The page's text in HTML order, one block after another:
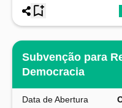
Subvenção para
Democracia
Data de Abertura